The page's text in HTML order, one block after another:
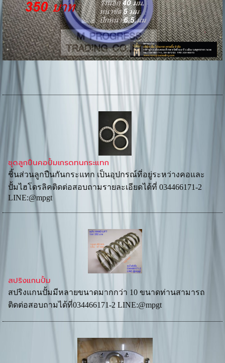
ชุดลูกปืนคอปั้มเกรดทนกระแทก
ชิ้นส่วนลูกปืนกันกระแทก เป็นอุปกรณ์ที่อยู่ระหว่างคอและ
ปั้มไฮโดรลิคติดต่อสอบถามรายละเอียดได้ที่ 034466171-2
LINE:@mpgt
สปริงแกนปั้ม
สปริงแกนปั้มมีหลายขนาดมากกว่า 10 ขนาดท่านสามารถ
ติดต่อสอบถามได้ที่034466171-2 LINE:@mpgt